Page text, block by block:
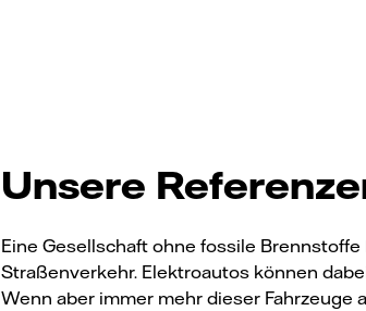
Unsere
Eine Gesellschaft ohne fossile
Straßenverkehr. Elektroautos können
Wenn aber immer mehr dieser Fahrzeuge